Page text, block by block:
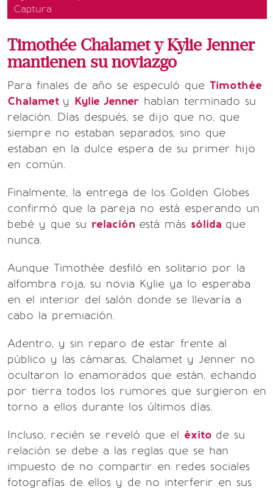
Captura
Timothée Chalamet y Kylie Jenner
mantienen su noviazgo
Para finales de año se especuló que Timothée
Chalamet y Kylie Jenner habían terminado su
relación. Días después, se dijo que no, que
siempre no estaban separados, sino que
estaban en la dulce espera de su primer hijo
en común.
Finalmente, la entrega de los Golden Globes
confirmó que la pareja no está esperando un
bebé y que su relación está más sólida que
nunca.
Aunque Timothée desfiló en solitario por la
alfombra roja, su novia Kylie ya lo esperaba
en el interior del salón donde se llevaría a
cabo la premiación.
Adentro, y sin reparo de estar frente al
público y las cámaras, Chalamet y Jenner no
ocultaron lo enamorados que están, echando
por tierra todos los rumores que surgieron en
torno a ellos durante los últimos días.
Incluso, recién se reveló que el éxito de su
relación se debe a las reglas que se han
impuesto de no compartir en redes sociales
fotografías de ellos y de no interferir en sus